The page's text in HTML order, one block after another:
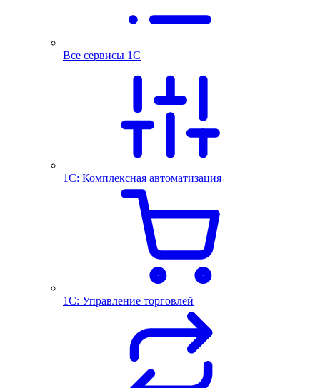
Все сервисы 1С
1С: Комплексная автоматизация
1С: Управление торговлей